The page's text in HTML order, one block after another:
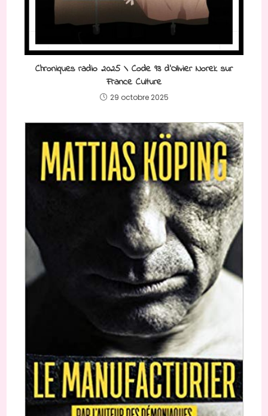
Chroniques radio 2025 \ Code 93 d’Olivier Norek sur
France Culture
29 octobre 2025